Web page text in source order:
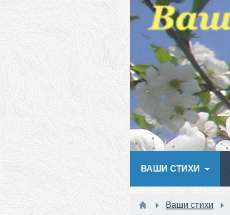
ВАШИ СТИХИ
Ваши стихи